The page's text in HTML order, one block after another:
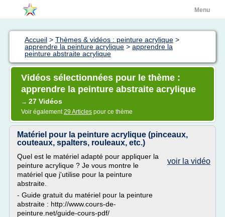
Menu
Accueil > Thèmes & vidéos : peinture acrylique >
apprendre la peinture acrylique > apprendre la
peinture abstraite acrylique
Vidéos sélectionnées pour le thème :
apprendre la peinture abstraite acrylique
→ 27 Vidéos
Voir également29 Articles pour ce thème
Matériel pour la peinture acrylique (pinceaux,
couteaux, spalters, rouleaux, etc.)
voir la vidéo
Quel est le matériel adapté pour appliquer la
peinture acrylique ? Je vous montre le
matériel que j'utilise pour la peinture
abstraite.
- Guide gratuit du matériel pour la peinture
abstraite : http://www.cours-de-
peinture.net/guide-cours-pdf/